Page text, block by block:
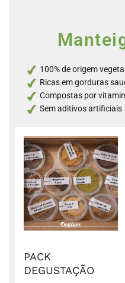
100% de origem vegetal
Ricas em gorduras
Compostas por
Sem aditivos artificiais
PACK
DEGUSTAÇÃO